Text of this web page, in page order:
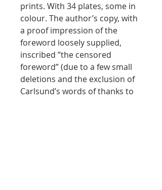
prints. With 34 plates, some in
colour. The author’s copy, with
a proof impression of the
foreword loosely supplied,
inscribed ”the censored
foreword” (due to a few small
deletions and the exclusion of
Carlsund’s words of thanks to